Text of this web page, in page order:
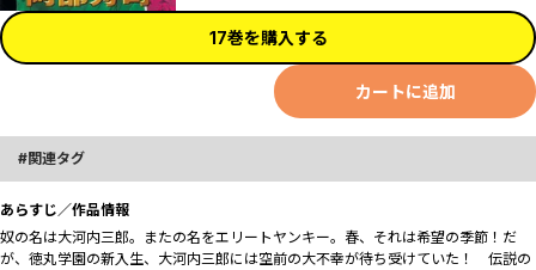
17巻を購入する
カートに追加
関連タグ
あらすじ／作品情報
奴の名は大河内三郎。またの名をエリートヤンキー。春、それは希望の季節！だ
が、徳丸学園の新入生、大河内三郎には空前の大不幸が待ち受けていた！ 伝説の